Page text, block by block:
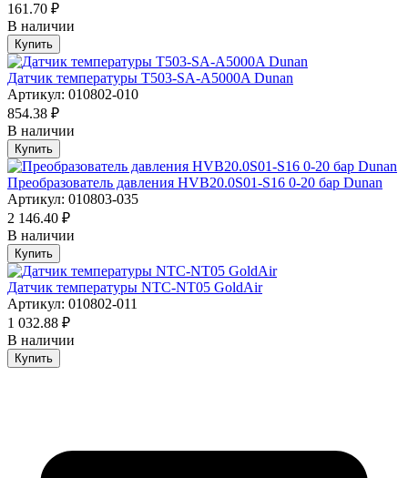
161.70 ₽
В наличии
Купить
Датчик температуры T503-SA-A5000A Dunan
Артикул: 010802-010
854.38 ₽
В наличии
Купить
Преобразователь давления HVB20.0S01-S16 0-20 бар Dunan
Артикул: 010803-035
2 146.40 ₽
В наличии
Купить
Датчик температуры NTC-NT05 GoldAir
Артикул: 010802-011
1 032.88 ₽
В наличии
Купить